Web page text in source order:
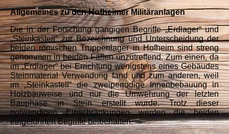
Allgemeines zu den Hofheimer Militäranlagen
Die in der Forschung gängigen Begriffe „Erdlager“ und
„Steinkastell“ zur Bezeichnung und Unterscheidung der
beiden römischen Truppenlager in Hofheim sind streng
genommen in beiden Fällen unzutreffend. Zum einen, da
im „Erdlager“ bei Errichtung wenigstens eines Gebäudes
Steinmaterial Verwendung fand und zum anderen, weil
im „Steinkastell“ die zweiperiodige Innenbebauung in
Holzbauweise und nur die Umwehrung der letzten
Bauphase in Stein erstellt wurde. Trotz dieser
notwendigen Einschränkungen werden die beiden
eingeführten Begriffe beibehalten.